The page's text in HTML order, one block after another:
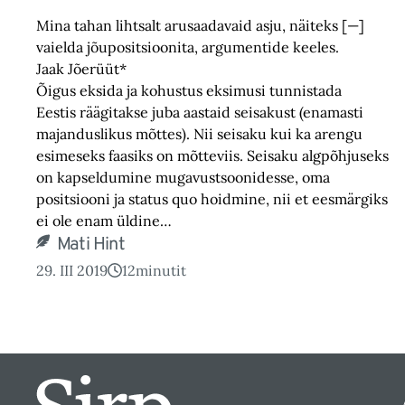
Mina tahan lihtsalt arusaadavaid asju, näiteks [—]
vaielda jõupositsioonita, argumentide keeles.
Jaak Jõerüüt*
Õigus eksida ja kohustus eksimusi tunnistada
Eestis räägitakse juba aastaid seisakust (enamasti
majanduslikus mõttes). Nii seisaku kui ka arengu
esimeseks faasiks on mõtteviis. Seisaku algpõhjuseks
on kapseldumine mugavustsoonidesse, oma
positsiooni ja status quo hoidmine, nii et eesmärgiks
ei ole enam üldine…
Mati Hint
29. III 2019 12minutit